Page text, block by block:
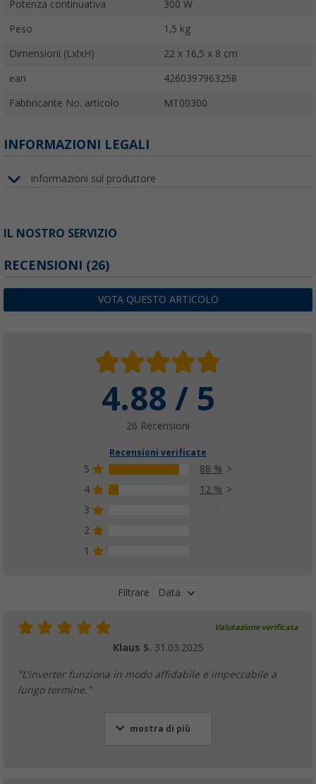
Potenza continuativa 300 W
Peso 1,5 kg
Dimensioni (LxlxH) 22 x 16,5 x 8 cm
ean 4260397963258
Fabbricante No. articolo MT00300
INFORMAZIONI LEGALI
Informazioni sul produttore
IL NOSTRO SERVIZIO
RECENSIONI (26)
VOTA QUESTO ARTICOLO
4.88 / 5
26 Recensioni
Recensioni verificate
5
88 %
4
12 %
3
2
1
Filtrare Data
Valutazione verificata
Klaus S. 31.03.2025
"L'inverter funziona in modo affidabile e impeccabile a
lungo termine."
mostra di più